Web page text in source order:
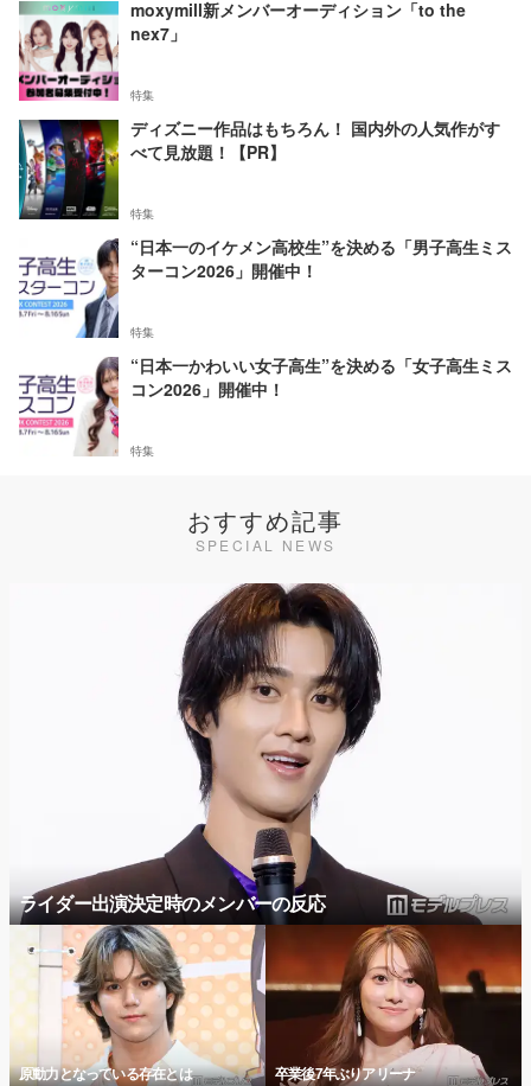
moxymill新メンバーオーディション「to the
nex7」
特集
ディズニー作品はもちろん！ 国内外の人気作がす
べて見放題！【PR】
特集
“日本一のイケメン高校生”を決める「男子高生ミス
ターコン2026」開催中！
特集
“日本一かわいい女子高生”を決める「女子高生ミス
コン2026」開催中！
特集
おすすめ記事
SPECIAL NEWS
ライダー出演決定時のメンバーの反応
原動力となっている存在とは 卒業後7年ぶりアリーナ